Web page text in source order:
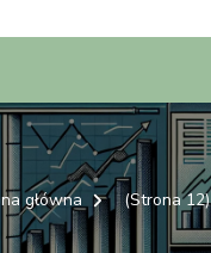
główna (Strona 12)